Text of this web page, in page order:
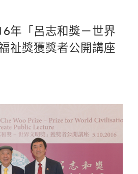
年「呂志和獎－世界
祉獎獲獎者公開講座